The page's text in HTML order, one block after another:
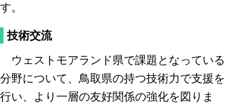
す。
技術交流
ウェストモアランド県で課題となっている
分野について、鳥取県の持つ技術力で支援を
行い、より一層の友好関係の強化を図りま